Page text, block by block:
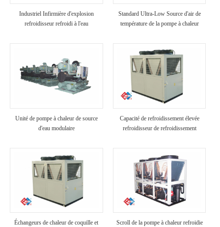
Industriel Infirmière d'explosion
refroidisseur refroidi à l'eau
Standard Ultra-Low Source d'air de
température de la pompe à chaleur
Unité de pompe à chaleur de source
d'eau modulaire
Capacité de refroidissement élevée
refroidisseur de refroidissement
Échangeurs de chaleur de coquille et
Scroll de la pompe à chaleur refroidie